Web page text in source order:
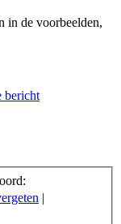
in de voorbeelden,
bericht
|